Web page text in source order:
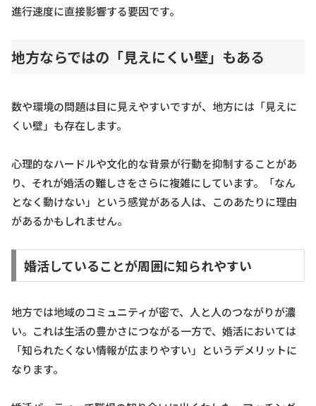
進行速度に直接影響する要因です。
地方ならではの「見えにくい壁」もある
数や環境の問題は目に見えやすいですが、地方には「見えに
くい壁」も存在します。
心理的なハードルや文化的な背景が行動を抑制することがあ
り、それが婚活の難しさをさらに複雑にしています。「なん
となく動けない」という感覚がある人は、このあたりに理由
があるかもしれません。
婚活していることが周囲に知られやすい
地方では地域のコミュニティが密で、人と人のつながりが濃
い。これは生活の豊かさにつながる一方で、婚活においては
「知られたくない情報が広まりやすい」というデメリットに
なります。